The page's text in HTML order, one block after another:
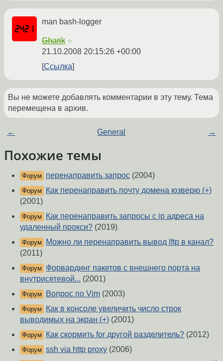
man bash-logger
Gharik ☆
21.10.2008 20:15:26 +00:00
Ссылка
Вы не можете добавлять комментарии в эту тему. Тема
перемещена в архив.
← General →
Похожие темы
Форум перенаправить запрос (2004)
Форум
Как перенаправить почту домена юзверю (+)
(2001)
Форум
Как перенаправить запросы с ip адреса на
удаленный прокси? (2019)
Форум
Можно ли перенаправить вывод lftp в канал?
(2011)
Форум
Форвардинг пакетов с внешнего порта на
внутрисетевой... (2001)
Форум Вопрос по Vim (2003)
Форум
Как в консоле увеличить число строк
выводимых на экран (+) (2001)
Форум Как скормить for другой разделитель? (2012)
Форум ssh via http proxy (2006)